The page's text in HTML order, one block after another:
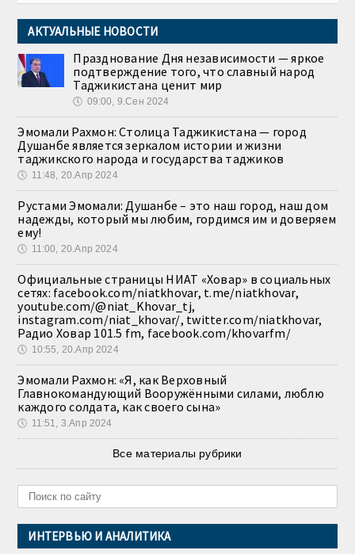
АКТУАЛЬНЫЕ НОВОСТИ
Празднование Дня независимости — яркое
подтверждение того, что славный народ
Таджикистана ценит мир
🕔 09:00, 9.Сен 2024
Эмомали Рахмон: Столица Таджикистана — город
Душанбе является зеркалом истории и жизни
таджикского народа и государства таджиков
🕔 11:48, 20.Апр 2024
Рустами Эмомали: Душанбе – это наш город, наш дом
надежды, который мы любим, гордимся им и доверяем
ему!
🕔 11:00, 20.Апр 2024
Официальные страницы НИАТ «Ховар» в социальных
сетях: facebook.com/niatkhovar, t.me/niatkhovar,
youtube.com/@niat_Khovar_tj,
instagram.com/niat_khovar/, twitter.com/niatkhovar,
Радио Ховар 101.5 fm, facebook.com/khovarfm/
🕔 10:55, 20.Апр 2024
Эмомали Рахмон: «Я, как Верховный
Главнокомандующий Вооружёнными силами, люблю
каждого солдата, как своего сына»
🕔 11:51, 3.Апр 2024
Все материалы рубрики
ИНТЕРВЬЮ И АНАЛИТИКА